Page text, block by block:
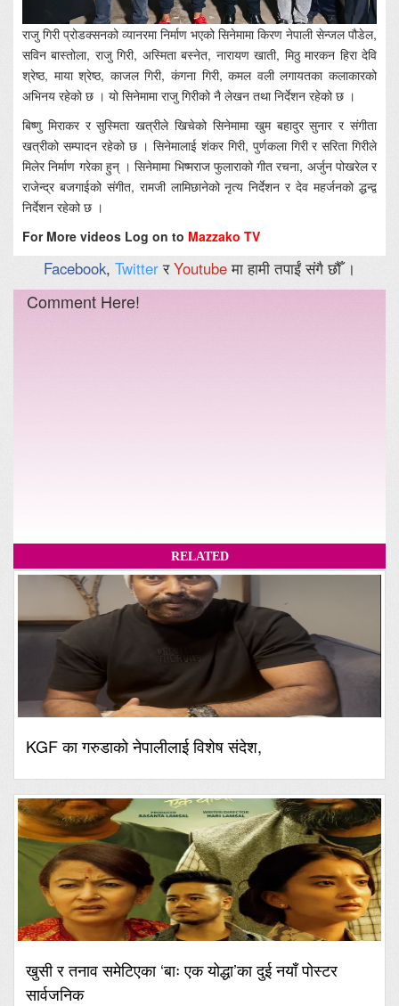
राजु गिरी प्रोडक्सनको व्यानरमा निर्माण भएको सिनेमामा किरण नेपाली सेन्जल पौडेल,
सविन बास्तोला, राजु गिरी, अस्मिता बस्नेत, नारायण खाती, मिठु मारकन हिरा देवि
श्रेष्ठ, माया श्रेष्ठ, काजल गिरी, कंगना गिरी, कमल वली लगायतका कलाकारको
अभिनय रहेको छ । यो सिनेमामा राजु गिरीको नै लेखन तथा निर्देशन रहेको छ ।
बिष्णु मिराकर र सुस्मिता खत्रीले खिचेको सिनेमामा खुम बहादुर सुनार र संगीता
खत्रीको सम्पादन रहेको छ । सिनेमालाई शंकर गिरी, पुर्णकला गिरी र सरिता गिरीले
मिलेर निर्माण गरेका हुन् । सिनेमामा भिष्मराज फुलाराको गीत रचना, अर्जुन पोखरेल र
राजेन्द्र बजगाईको संगीत, रामजी लामिछानेको नृत्य निर्देशन र देव महर्जनको द्धन्द्व
निर्देशन रहेको छ ।
For More videos Log on to Mazzako TV
Facebook, TwitterरYoutubeमा हामी तपाईं संगै छौँ ।
Comment Here!
RELATED
KGF का गरुडाको नेपालीलाई विशेष संदेश,
खुसी र तनाव समेटिएका ‘बाः एक योद्धा’का दुई नयाँ पोस्टर
सार्वजनिक